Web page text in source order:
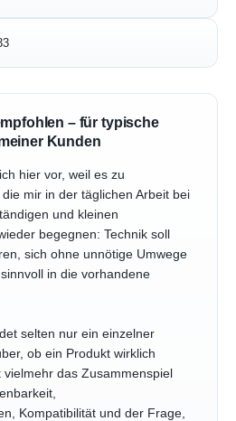
– für typische
Kunden
hier vor, weil es zu
mir in der täglichen Arbeit bei
und kleinen
begegnen: Technik soll
sich ohne unnötige Umwege
in die vorhandene
selten nur ein einzelner
ob ein Produkt wirklich
vielmehr das Zusammenspiel
Kompatibilität und der Frage,